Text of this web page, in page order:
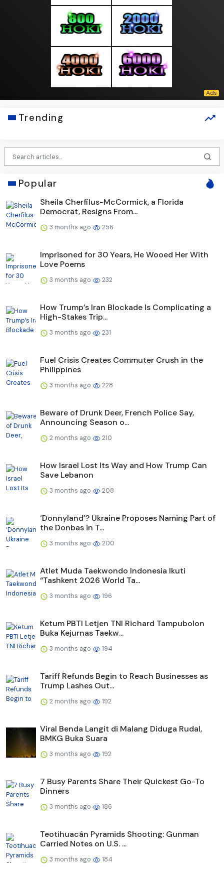
Trending
Popular
Sheila Cherfilus-McCormick, a Florida
Democrat, Resigns From...
3 months ago 256
Imprisoned for 30 Years, He Wooed Her With
Love Poems
3 months ago 232
How Trump’s Iran Blockade Is Complicating a
High-Stakes Trip...
3 months ago 231
Fuel Crisis Creates Commuter Crush in the
Philippines
3 months ago 228
Beware of Drunk Deer, French Police Say,
Announcing Season o...
2 months ago 210
How Israel Lost Its Way and How Trump Can
Save Lebanon
3 months ago 208
‘Donnyland’? Ukraine Proposes Naming Part of
the Donbas in T...
3 months ago 200
Atlet Muda Taekwondo Indonesia Ikuti
“Tashkent 2026 World Ta...
3 months ago 196
Ketum PBTI Letjen TNI Richard Tampubolon
Buka Kejurnas Taekw...
3 months ago 194
Tariff Refunds Begin to Reach Businesses as
Trump Lashes Out...
2 months ago 192
Viral Benda Langit di Malang Diduga Rudal,
BMKG Buka Suara
3 months ago 192
7 Busy Parents Share Their Quickest Go-To
Dinners
3 months ago 186
Teotihuacán Pyramids Shooting: Gunman
Carried Notes on U.S. ...
3 months ago 184